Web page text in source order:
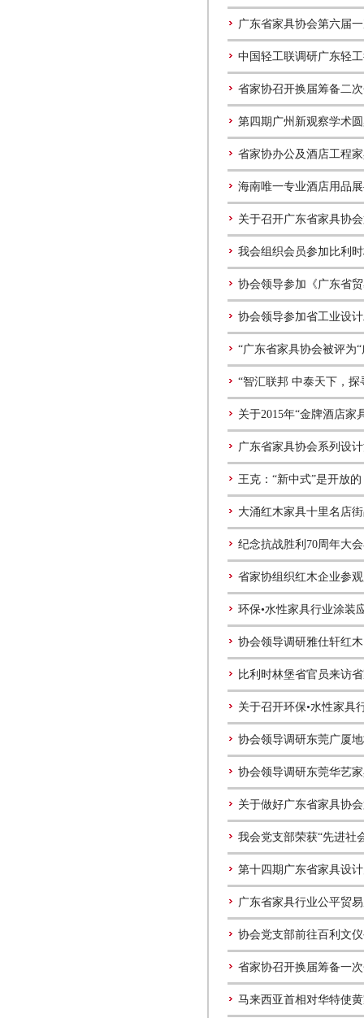
广东省家具协会第六届
中国轻工联调研广东轻
省家协召开换届筹备二
第四期广州新观察学术
省家协办公及酒店工程
海南唯一专业酒店用品
关于召开广东省家具协
我会组织会员参加比利
协会领导参加《广东省
协会领导参加省工业设
“广东省家具协会被评为
“智汇联邦 中泰天下，
关于2015年“金牌酒店家
广东省家具协会系列设
王克：“新中式”是开放
大涌红木家具十里名店
纪念抗战胜利70周年大
省家协组织红木企业参
环保•水性家具行业涂装
协会领导调研雅仕轩红木
比利时林堡省官员来访
关于召开环保•水性家具
协会领导调研东莞广厦
协会领导调研东莞华艺
关于做好广东省家具协
我会党支部荣获“先进社
第十四期广东省家具设
广东省家具行业公平贸
协会党支部前往百利文
省家协召开换届筹备一
马来西亚首相对华特使